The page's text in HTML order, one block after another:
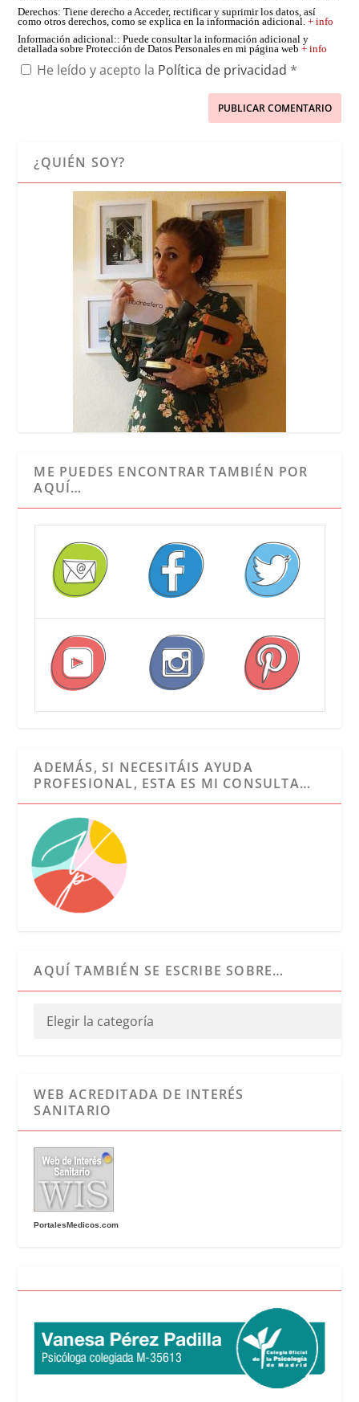
Derechos: Tiene derecho a Acceder, rectificar y suprimir los datos, así
como otros derechos, como se explica en la información adicional.+ info
Información adicional:: Puede consultar la información adicional y
detallada sobre Protección de Datos Personales en mi página web+ info
He leído y acepto la Política de privacidad *
¿QUIÉN SOY?
ME PUEDES ENCONTRAR TAMBIÉN POR
AQUÍ…
ADEMÁS, SI NECESITÁIS AYUDA
PROFESIONAL, ESTA ES MI CONSULTA…
AQUÍ TAMBIÉN SE ESCRIBE SOBRE…
WEB ACREDITADA DE INTERÉS
SANITARIO
PortalesMedicos.com